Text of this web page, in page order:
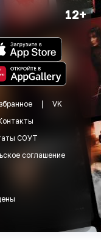
12+
VK
СОУТ
соглашение